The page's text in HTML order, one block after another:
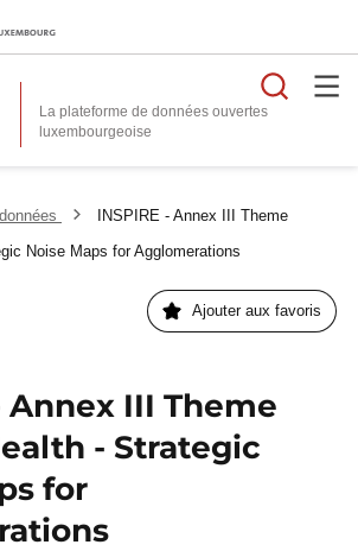
La plateforme de données ouvertes
INSPIRE - Annex III Theme
Noise Maps for Agglomerations
Ajouter aux favoris
Annex III Theme
- Strategic
for